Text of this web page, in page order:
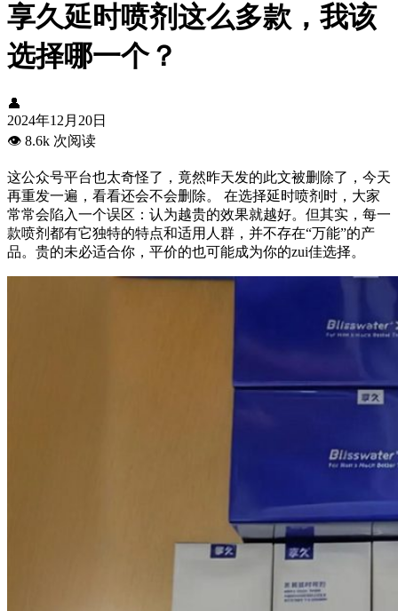
享久延时喷剂这么多款，我该
选择哪一个？
👤
2024年12月20日
👁️ 8.6k 次阅读
这公众号平台也太奇怪了，竟然昨天发的此文被删除了，今天
再重发一遍，看看还会不会删除。 在选择延时喷剂时，大家
常常会陷入一个误区：认为越贵的效果就越好。但其实，每一
款喷剂都有它独特的特点和适用人群，并不存在“万能”的产
品。贵的未必适合你，平价的也可能成为你的zui佳选择。